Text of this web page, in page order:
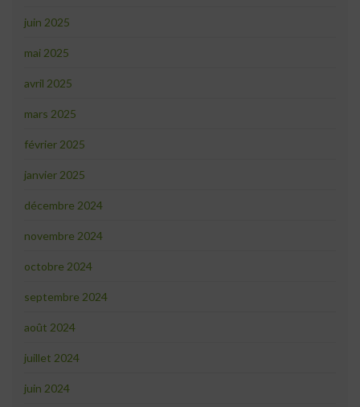
juin 2025
mai 2025
avril 2025
mars 2025
février 2025
janvier 2025
décembre 2024
novembre 2024
octobre 2024
septembre 2024
août 2024
juillet 2024
juin 2024